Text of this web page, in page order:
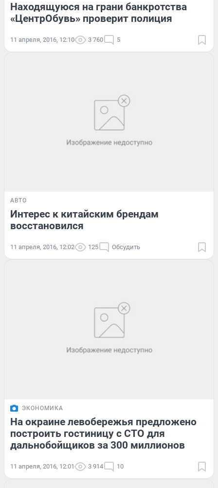
Находящуюся на грани банкротства
«ЦентрОбувь» проверит полиция
11 апреля, 2016, 12:10 3 760 5
АВТО
Интерес к китайским брендам
восстановился
11 апреля, 2016, 12:02 125 Обсудить
ЭКОНОМИКА
На окраине левобережья предложено
построить гостиницу с СТО для
дальнобойщиков за 300 миллионов
11 апреля, 2016, 12:01 3 914 10